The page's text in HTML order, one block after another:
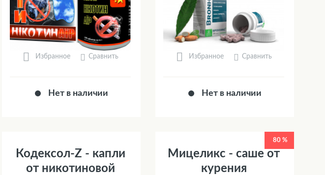
Избранное Сравнить
Нет в наличии
Избранное Сравнить
Нет в наличии
Кодексол-Z - капли
от никотиновой
80 %
Мицеликс - саше от
курения